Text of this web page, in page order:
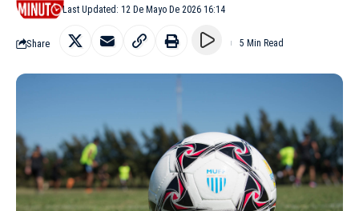
Last Updated: 12 De Mayo De 2026 16:14
Share 5 Min Read